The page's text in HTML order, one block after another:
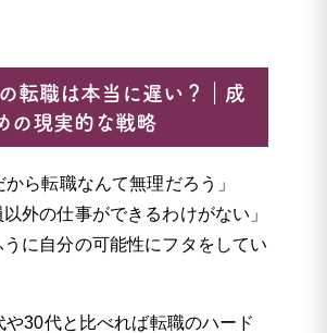
転職は本当に遅い？｜成
の現実的な戦略
から転職なんて無理だろう」
以外の仕事ができるわけがない」
に自分の可能性にフタをしてい
や30代と比べれば転職のハード